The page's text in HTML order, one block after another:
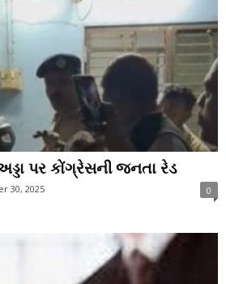
પર કોંગ્રેસની જનતા રેડ
30, 2025 0